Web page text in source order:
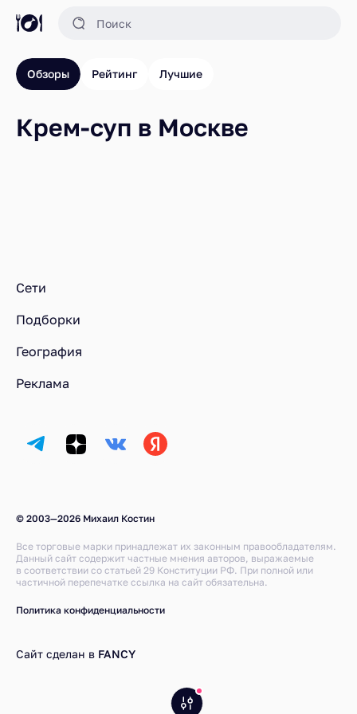
Обзоры Рейтинг Лучшие
Крем-суп в Москве
© 2003—2026 Михаил Костин
Все торговые марки принадлежат их законным правообладателям.
Данный сайт содержит частные мнения авторов, выражаемые
в соответствии со статьей 29 Конституции РФ. При полной или
частичной перепечатке ссылка на сайт обязательна.
Политика конфиденциальности
Сети
Подборки
География
Реклама
Сайт сделан в FANCY